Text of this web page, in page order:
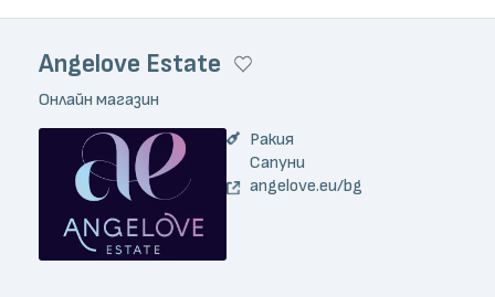
Angelove Estate
Онлайн магазин
Ракия
Сапуни
angelove.eu/bg